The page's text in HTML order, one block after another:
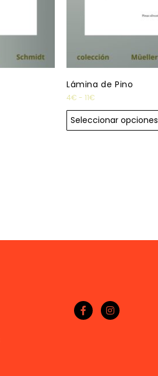
Lámina de Pino
4€ - 11€
Seleccionar opciones